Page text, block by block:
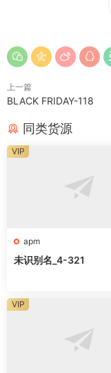
上一篇
BLACK FRIDAY-118
同类货源
apm
未识别名_4-321
VIP
VIP